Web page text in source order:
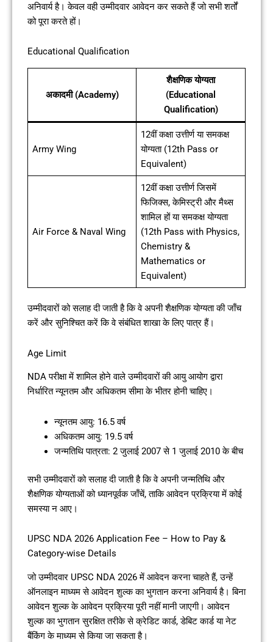
अनिवार्य है। केवल वही उम्मीदवार आवेदन कर सकते हैं जो सभी शर्तों
को पूरा करते हों।
Educational Qualification
अकादमी (Academy)
शैक्षणिक योग्यता
(Educational
Qualification)
Army Wing
12वीं कक्षा उत्तीर्ण या समकक्ष
योग्यता (12th Pass or
Equivalent)
Air Force & Naval Wing
12वीं कक्षा उत्तीर्ण जिसमें
फिजिक्स, केमिस्ट्री और मैथ्स
शामिल हों या समकक्ष योग्यता
(12th Pass with Physics,
Chemistry &
Mathematics or
Equivalent)
उम्मीदवारों को सलाह दी जाती है कि वे अपनी शैक्षणिक योग्यता की जाँच
करें और सुनिश्चित करें कि वे संबंधित शाखा के लिए पात्र हैं।
Age Limit
NDA परीक्षा में शामिल होने वाले उम्मीदवारों की आयु आयोग द्वारा
निर्धारित न्यूनतम और अधिकतम सीमा के भीतर होनी चाहिए।
न्यूनतम आयु: 16.5 वर्ष
अधिकतम आयु: 19.5 वर्ष
जन्मतिथि पात्रता: 2 जुलाई 2007 से 1 जुलाई 2010 के बीच
सभी उम्मीदवारों को सलाह दी जाती है कि वे अपनी जन्मतिथि और
शैक्षणिक योग्यताओं को ध्यानपूर्वक जाँचें, ताकि आवेदन प्रक्रिया में कोई
समस्या न आए।
UPSC NDA 2026 Application Fee – How to Pay &
Category-wise Details
जो उम्मीदवार UPSC NDA 2026 में आवेदन करना चाहते हैं, उन्हें
ऑनलाइन माध्यम से आवेदन शुल्क का भुगतान करना अनिवार्य है। बिना
आवेदन शुल्क के आवेदन प्रक्रिया पूरी नहीं मानी जाएगी। आवेदन
शुल्क का भुगतान सुरक्षित तरीके से क्रेडिट कार्ड, डेबिट कार्ड या नेट
बैंकिंग के माध्यम से किया जा सकता है।